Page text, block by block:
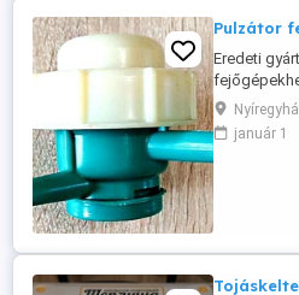
Pulzátor
Eredeti
január 1